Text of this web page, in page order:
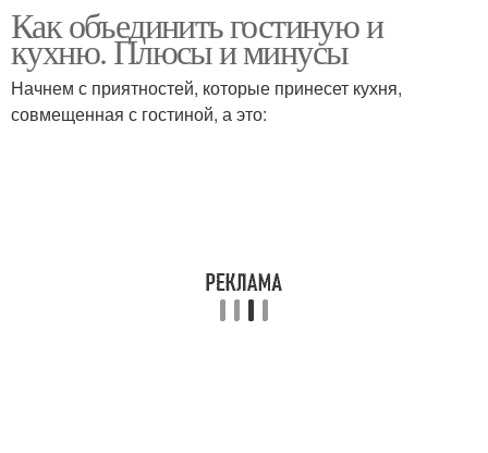
Как объединить гостиную и
кухню. Плюсы и минусы
Начнем с приятностей, которые принесет кухня,
совмещенная с гостиной, а это: